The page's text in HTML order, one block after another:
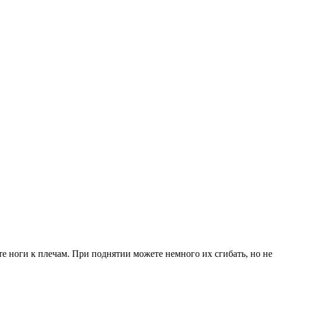
ноги к плечам. При поднятии можете немного их сгибать, но не